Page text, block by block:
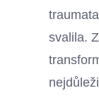
svalila.